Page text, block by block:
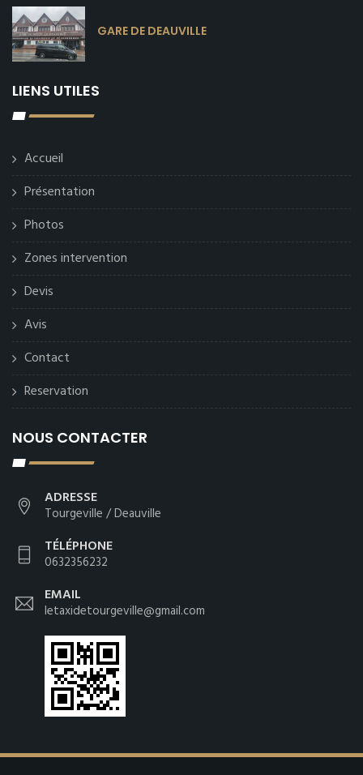
GARE DE DEAUVILLE
LIENS UTILES
Accueil
Présentation
Photos
Zones intervention
Devis
Avis
Contact
Reservation
NOUS CONTACTER
ADRESSE
Tourgeville / Deauville
TÉLÉPHONE
0632356232
EMAIL
letaxidetourgeville@gmail.com